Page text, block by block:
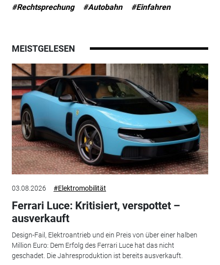
#Rechtsprechung #Autobahn #Einfahren
MEISTGELESEN
03.08.2026 #Elektromobilität
Ferrari Luce: Kritisiert, verspottet –
ausverkauft
Design-Fail, Elektroantrieb und ein Preis von über einer halben
Million Euro: Dem Erfolg des Ferrari Luce hat das nicht
geschadet. Die Jahresproduktion ist bereits ausverkauft.